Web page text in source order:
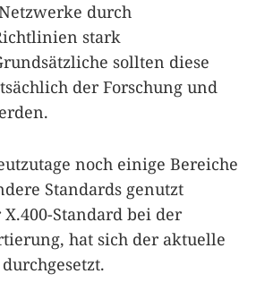
durch
stark
sollten diese
der Forschung und
noch einige Bereiche
Standards genutzt
Standard bei der
hat sich der aktuelle